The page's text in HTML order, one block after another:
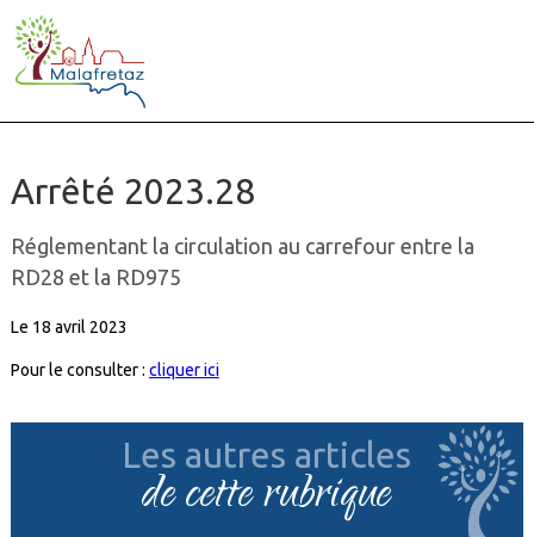
Arrêté 2023.28
Réglementant la circulation au carrefour entre la
RD28 et la RD975
Le 18 avril 2023
Pour le consulter : cliquer ici
Les autres articles
de cette rubrique